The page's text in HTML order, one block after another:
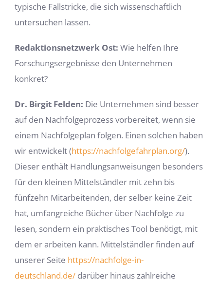
typische Fallstricke, die sich wissenschaftlich
untersuchen lassen.
Redaktionsnetzwerk Ost: Wie helfen Ihre
Forschungsergebnisse den Unternehmen
konkret?
Dr. Birgit Felden: Die Unternehmen sind besser
auf den Nachfolgeprozess vorbereitet, wenn sie
einem Nachfolgeplan folgen. Einen solchen haben
wir entwickelt (https://nachfolgefahrplan.org/).
Dieser enthält Handlungsanweisungen besonders
für den kleinen Mittelständler mit zehn bis
fünfzehn Mitarbeitenden, der selber keine Zeit
hat, umfangreiche Bücher über Nachfolge zu
lesen, sondern ein praktisches Tool benötigt, mit
dem er arbeiten kann. Mittelständler finden auf
unserer Seite https://nachfolge-in-
deutschland.de/ darüber hinaus zahlreiche